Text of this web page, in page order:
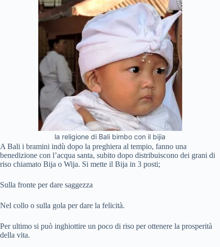
la religione di Bali bimbo con il bijia
A Bali i bramini indù dopo la preghiera al tempio, fanno una
benedizione con l’acqua santa, subito dopo distribuiscono dei grani di
riso chiamato Bija o Wija. Si mette il Bija in 3 posti;
Sulla fronte per dare saggezza
Nel collo o sulla gola per dare la felicità.
Per ultimo si può inghiottire un poco di riso per ottenere la prosperità
della vita.